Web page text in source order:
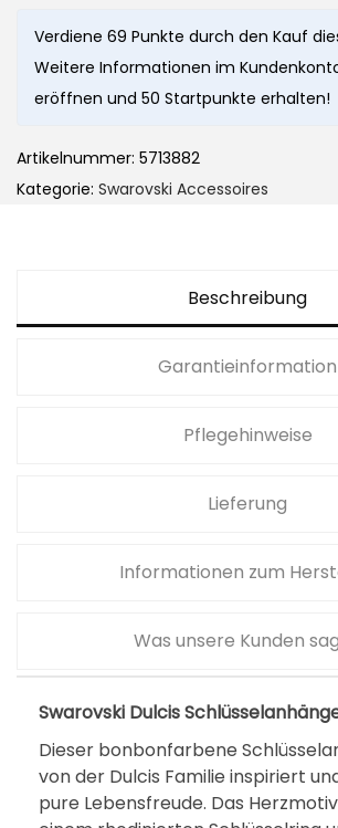
Verdiene 69 Punkte durch den Kauf
Weitere Informationen im
eröffnen und 50 Startpunkte erhalten!
Artikelnummer: 5713882
Kategorie: Swarovski Accessoires
Beschreibung
Garantieinformation
Pflegehinweise
Lieferung
Informationen zum
Was unsere Kunden
Swarovski Dulcis
Dieser bonbonfarbene
von der Dulcis Familie inspiriert
pure Lebensfreude. Das